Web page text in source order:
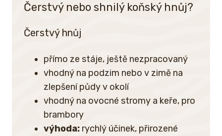
Čerstvý nebo shnilý koňský hnůj?
Čerstvý hnůj
přímo ze stáje, ještě nezpracovaný
vhodný na podzim nebo v zimě na
zlepšení půdy v okolí
vhodný na ovocné stromy a keře, pro
brambory
výhoda: rychlý účinek, přirozené